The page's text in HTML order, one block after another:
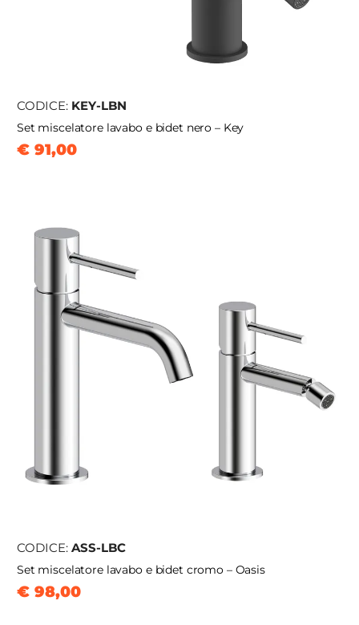
CODICE: KEY-LBN
Set miscelatore lavabo e bidet nero – Key
€ 91,00
CODICE: ASS-LBC
Set miscelatore lavabo e bidet cromo – Oasis
€ 98,00